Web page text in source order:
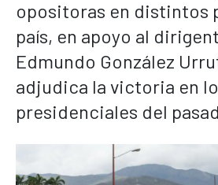
opositoras en distintos
país, en apoyo al
Edmundo González
adjudica la victoria en
presidenciales del